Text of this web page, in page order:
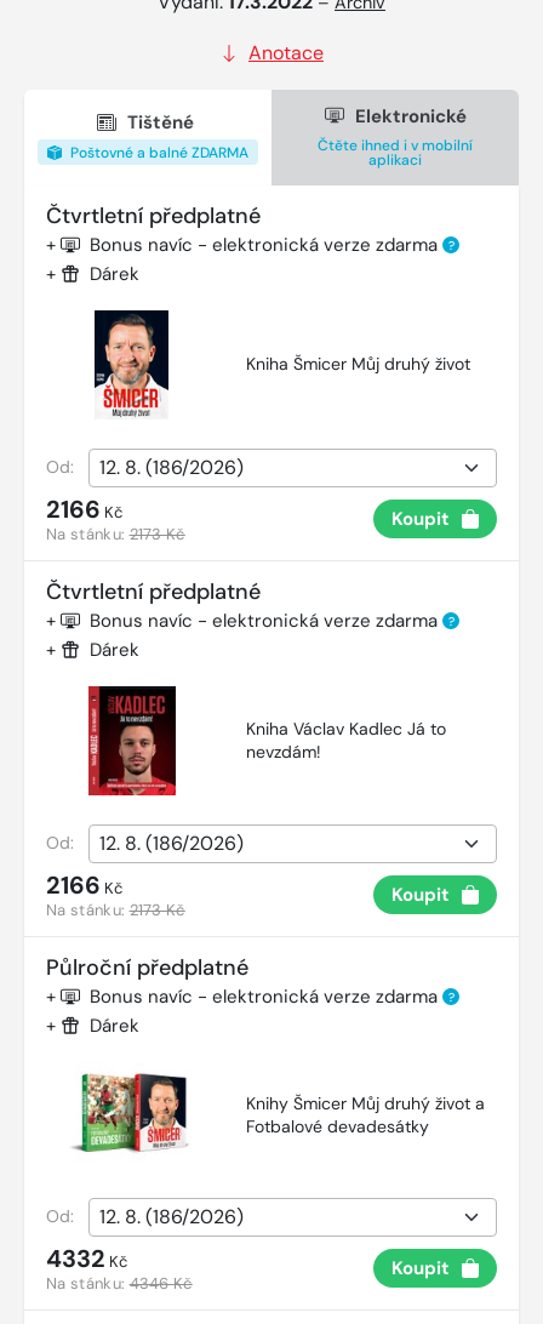
Anotace
Tištěné
Poštovné a balné ZDARMA
Elektronické
Čtěte ihned i v mobilní
aplikaci
Čtvrtletní předplatné
+ Bonus navíc - elektronická verze zdarma ?
+ Dárek
Kniha Šmicer Můj druhý život
Od:
2166 Kč
Na stánku:2173 Kč
Koupit
Čtvrtletní předplatné
+ Bonus navíc - elektronická verze zdarma ?
+ Dárek
Kniha Václav Kadlec Já to
nevzdám!
Od:
2166 Kč
Na stánku:2173 Kč
Koupit
Půlroční předplatné
+ Bonus navíc - elektronická verze zdarma ?
+ Dárek
Knihy Šmicer Můj druhý život a
Fotbalové devadesátky
Od:
4332 Kč
Na stánku:4346 Kč
Koupit